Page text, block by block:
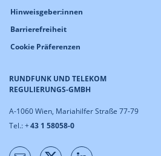
RUNDFUNK UND TELEKOM
REGULIERUNGS-GMBH
A-1060 Wien, Mariahilfer Straße 77-79
Tel.: +43 1 58058-0
Hinweisgeber:innen
Barrierefreiheit
Cookie Präferenzen